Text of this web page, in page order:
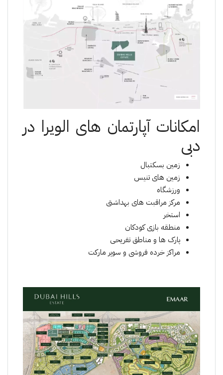
امکانات آپارتمان های الویرا در
دبی
زمین بسکتبال
زمین های تنیس
ورزشگاه
مرکز مراقبت های بهداشتی
استخر
منطقه بازی کودکان
پارک ها و مناطق تفریحی
مراکز خرده فروشی و سوپر مارکت